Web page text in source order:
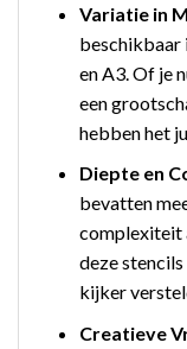
Variatie in
beschikbaar
en A3. Of je
een
hebben het
Diepte en
bevatten
complexiteit
deze
kijker
Creatieve